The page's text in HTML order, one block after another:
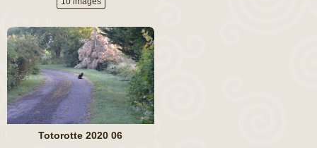
Totorotte 2020 06